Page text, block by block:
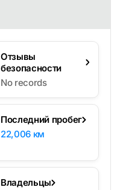
Отзывы
безопасности
No records
Последний пробег
22,006 км
Владельцы